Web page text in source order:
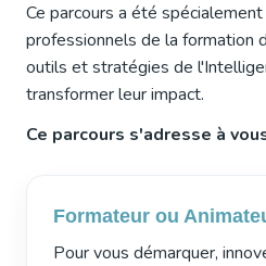
Ce parcours a été
professionnels de la formation
outils et stratégies de
transformer leur impact.
Ce parcours s'adresse à
Formateur ou
Pour vous démarquer,